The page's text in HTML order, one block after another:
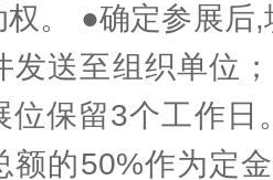
权。 ●确定参展后
发送至组织单位
位保留3个工作日
额的50%作为定